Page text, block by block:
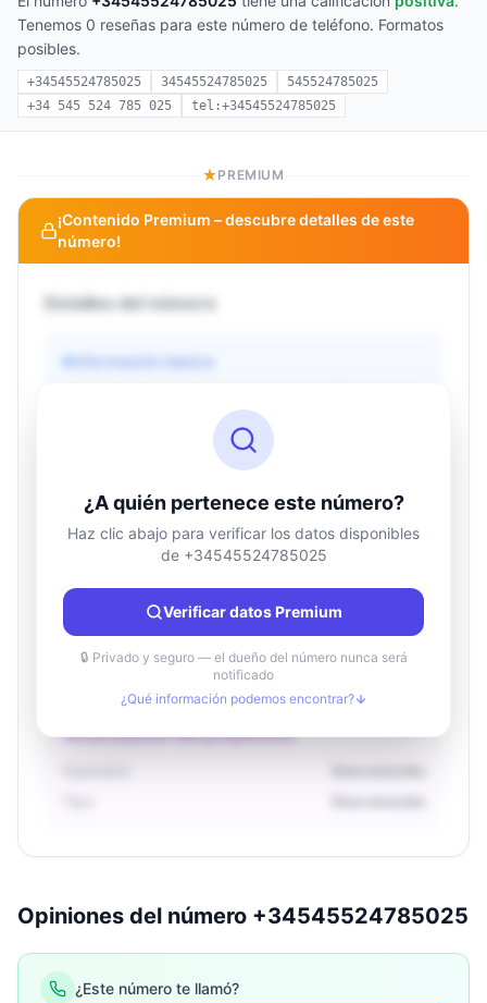
Tenemos 0 reseñas para este número de teléfono. Formatos
posibles.
+34545524785025 34545524785025
545524785025
+34 545 524 785 025
tel:+34545524785025
PREMIUM
¡Contenido Premium – descubre detalles de este
número!
Detalles del número
Información básica
Información de ubicación
País
Desconocido
Ciudad
Desconocido
Región
Desconocido
Información del propietario
¿A quién pertenece este número?
Haz clic abajo para verificar los datos disponibles
de +34545524785025
Verificar datos Premium
🔒 Privado y seguro — el dueño del número nunca será
notificado
¿Qué información podemos encontrar?
Opiniones del número +34545524785025
¿Este número te llamó?